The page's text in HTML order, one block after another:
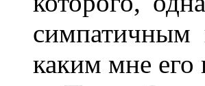
каким мне его